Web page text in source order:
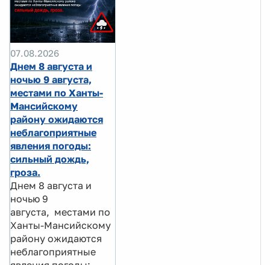
07.08.2026
Днем 8 августа и
ночью 9 августа,
местами по Ханты-
Мансийскому
району ожидаются
неблагоприятные
явления погоды:
сильный дождь,
гроза.
Днем 8 августа и
ночью 9
августа, местами по
Ханты-Мансийскому
району ожидаются
неблагоприятные